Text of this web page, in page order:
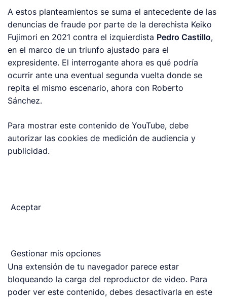
A estos planteamientos se suma el antecedente de las
denuncias de fraude por parte de la derechista Keiko
Fujimori en 2021 contra el izquierdista Pedro Castillo,
en el marco de un triunfo ajustado para el
expresidente. El interrogante ahora es qué podría
ocurrir ante una eventual segunda vuelta donde se
repita el mismo escenario, ahora con Roberto
Sánchez.
Para mostrar este contenido de YouTube, debe
autorizar las cookies de medición de audiencia y
publicidad.
Aceptar
Gestionar mis opciones
Una extensión de tu navegador parece estar
bloqueando la carga del reproductor de video. Para
poder ver este contenido, debes desactivarla en este